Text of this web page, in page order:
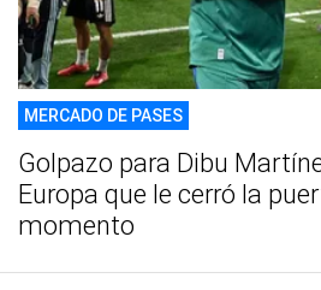
MERCADO DE PASES
Golpazo para Dibu
Europa que le cerró la
momento